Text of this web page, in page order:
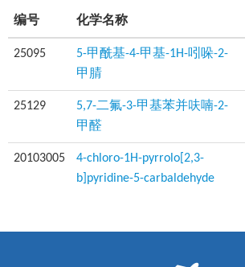
编号 化学名称
25095
5-甲酰基-4-甲基-1H-吲哚-2-
甲腈
25129
5,7-二氟-3-甲基苯并呋喃-2-
甲醛
20103005
4-chloro-1H-pyrrolo[2,3-
b]pyridine-5-carbaldehyde